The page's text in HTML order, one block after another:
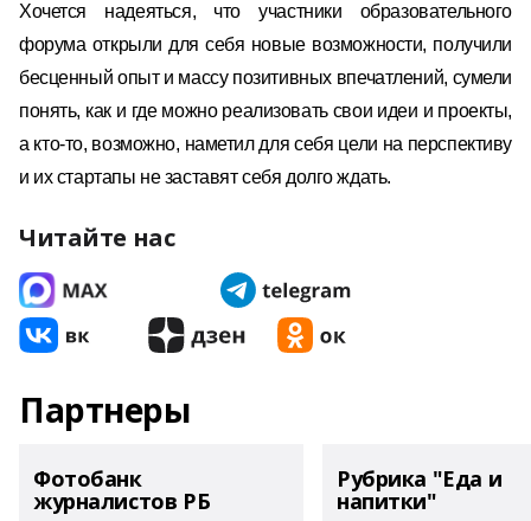
Хочется надеяться, что участники образовательного
форума открыли для себя новые возможности, получили
бесценный опыт и массу позитивных впечатлений, сумели
понять, как и где можно реализовать свои идеи и проекты,
а кто-то, возможно, наметил для себя цели на перспективу
и их стартапы не заставят себя долго ждать.
Читайте нас
Партнеры
Фотобанк
журналистов РБ
Рубрика "Еда и
напитки"